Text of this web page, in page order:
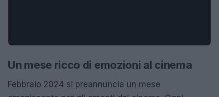
Un mese ricco di emozioni al cinema
Febbraio 2024 si preannuncia un mese